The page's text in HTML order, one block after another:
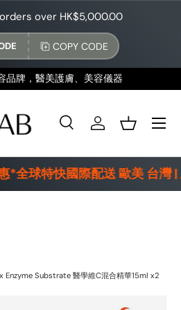
over HK$5,000.00
COPY CODE
品牌，醫美護膚、美容儀器
SearchLog inBasket
Menu
球特快國際配送 歐美 台灣 |
Substrate 醫學維C混合精華15ml x2